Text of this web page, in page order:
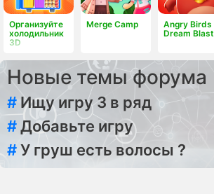
Организуйте
холодильник
3D
Merge Camp
Angry Birds
Dream Blast
Новые темы форума
# Ищу игру 3 в ряд
#Добавьте игру
#У груш есть волосы ?